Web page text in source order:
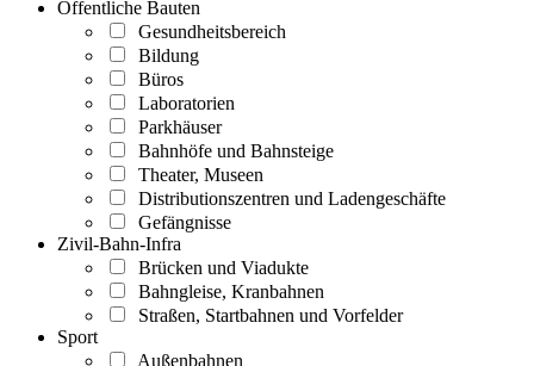
Öffentliche Bauten
Gesundheitsbereich
Bildung
Büros
Laboratorien
Parkhäuser
Bahnhöfe und Bahnsteige
Theater, Museen
Distributionszentren und Ladengeschäfte
Gefängnisse
Zivil-Bahn-Infra
Brücken und Viadukte
Bahngleise, Kranbahnen
Straßen, Startbahnen und Vorfelder
Sport
Außenbahnen